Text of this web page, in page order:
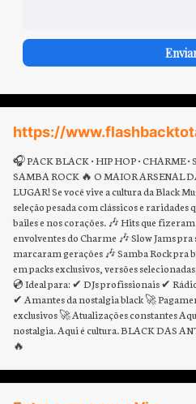
https://
🎧 PACK BLACK • HIP HOP • CHARME •
SAMBA ROCK 🔥 O MAIOR ARSENAL
LUGAR! Se você vive a cultura da Black
seleção pesada com clássicos e
bailes e nos corações. 🎶 Hits que
envolventes do Charme 🎶 Slow Jams pra
marcaram gerações 🎶 Samba Rock pra
em packs exclusivos, versões
💿 Ideal para: ✔ DJs profissionais ✔
✔ Amantes da nostalgia black 🚀
exclusivos 🚀 Atualizações constantes
nostalgia. Aqui é cultura. BLACK DAS
🔥